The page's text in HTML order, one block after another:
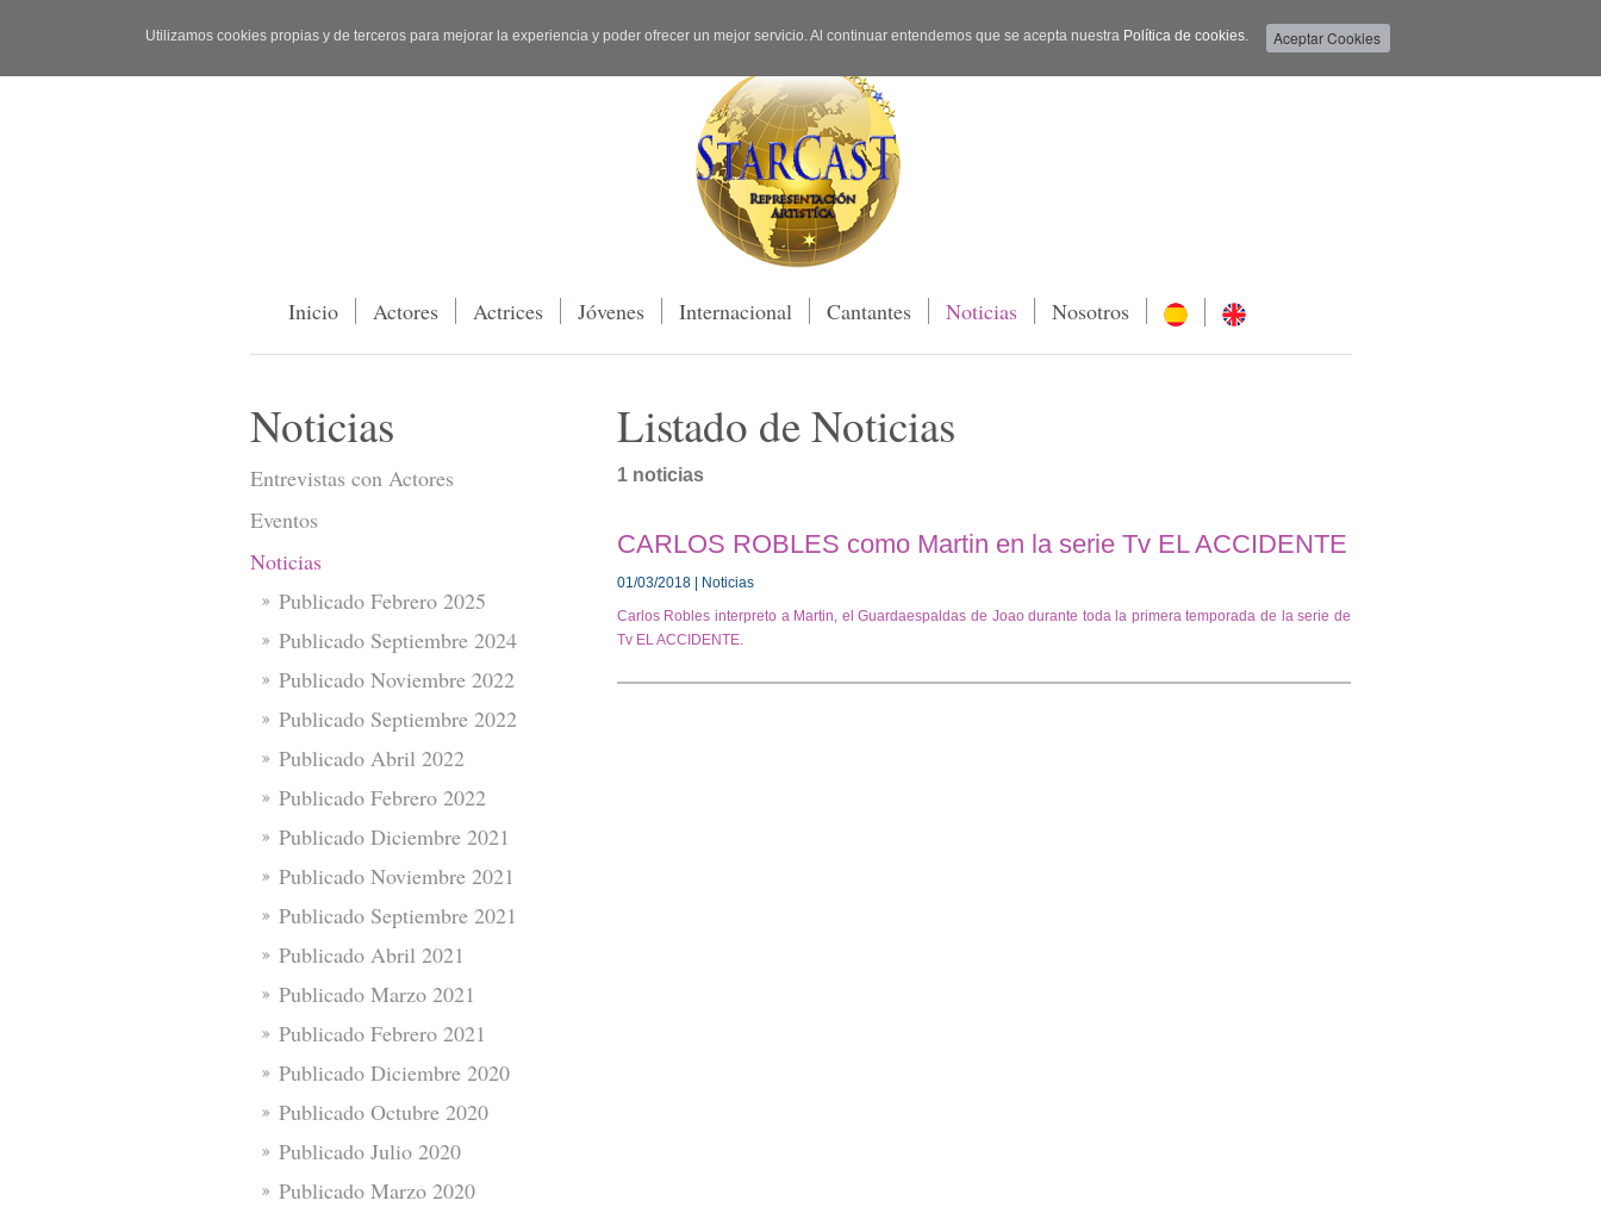
Utilizamos cookies propias y de terceros para mejorar la experiencia y poder ofrecer un mejor servicio. Al continuar entendemos que se acepta nuestra Política de cookies.
Inicio Actores Actrices Jóvenes Internacional Cantantes Noticias Nosotros
Listado de Noticias
1 noticias
CARLOS ROBLES como Martin en la serie Tv EL ACCIDENTE
01/03/2018 | Noticias
Carlos Robles interpreto a Martin, el Guardaespaldas de Joao durante toda la primera temporada de la serie de
Tv EL ACCIDENTE.
Noticias
Entrevistas con Actores
Eventos
Noticias
Publicado Febrero 2025
Publicado Septiembre 2024
Publicado Noviembre 2022
Publicado Septiembre 2022
Publicado Abril 2022
Publicado Febrero 2022
Publicado Diciembre 2021
Publicado Noviembre 2021
Publicado Septiembre 2021
Publicado Abril 2021
Publicado Marzo 2021
Publicado Febrero 2021
Publicado Diciembre 2020
Publicado Octubre 2020
Publicado Julio 2020
Publicado Marzo 2020